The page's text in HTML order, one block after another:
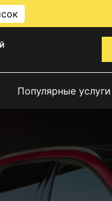
Популярные услуги